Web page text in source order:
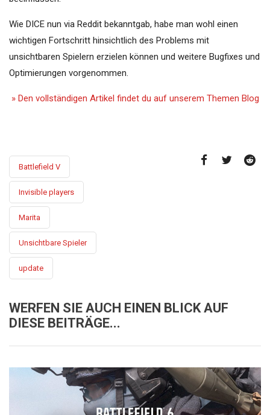
Wie DICE nun via Reddit bekanntgab, habe man wohl einen
wichtigen Fortschritt hinsichtlich des Problems mit
unsichtbaren Spielern erzielen können und weitere Bugfixes und
Optimierungen vorgenommen.
» Den vollständigen Artikel findet du auf unserem Themen Blog
Battlefield V
Invisible players
Marita
Unsichtbare Spieler
update
WERFEN SIE AUCH EINEN BLICK AUF
DIESE BEITRÄGE...